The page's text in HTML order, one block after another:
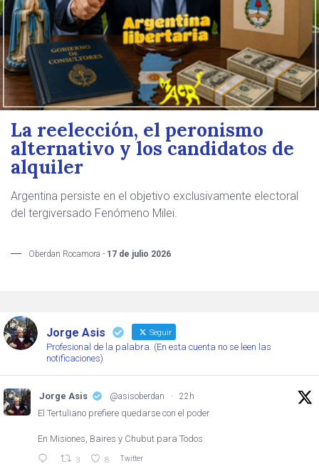
La reelección, el peronismo
alternativo y los candidatos de
alquiler
Argentina persiste en el objetivo exclusivamente electoral
del tergiversado Fenómeno Milei.
Oberdan Rocamora - 17 de julio 2026
Jorge Asis Seguir
Profesional de la palabra. (En esta cuenta no se leen las
notificaciones)
Jorge Asis @asisoberdan · 22h
El Tertuliano prefiere quedarse con el poder
En Misiones, Baires y Chubut para Todos
3 8 Twitter